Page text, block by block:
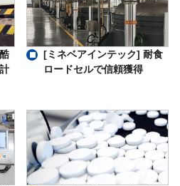
[ミネベアインテック] 耐食
ロードセルで信頼獲得